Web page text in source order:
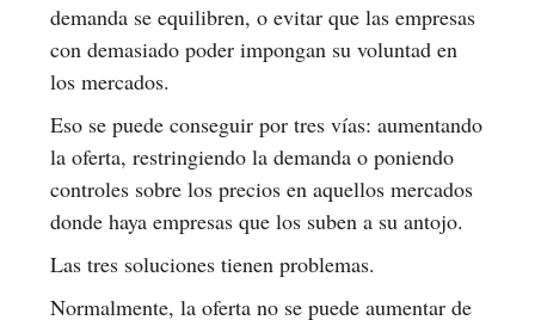
demanda se equilibren, o evitar que las empresas
con demasiado poder impongan su voluntad en
los mercados.
Eso se puede conseguir por tres vías: aumentando
la oferta, restringiendo la demanda o poniendo
controles sobre los precios en aquellos mercados
donde haya empresas que los suben a su antojo.
Las tres soluciones tienen problemas.
Normalmente, la oferta no se puede aumentar de